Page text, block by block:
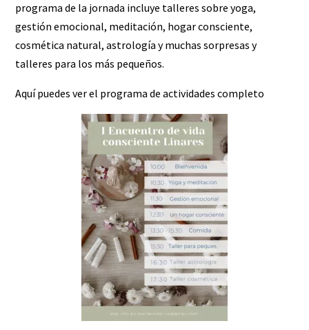
programa de la jornada incluye talleres sobre yoga,
gestión emocional, meditación, hogar consciente,
cosmética natural, astrología y muchas sorpresas y
talleres para los más pequeños.
Aquí puedes ver el programa de actividades completo